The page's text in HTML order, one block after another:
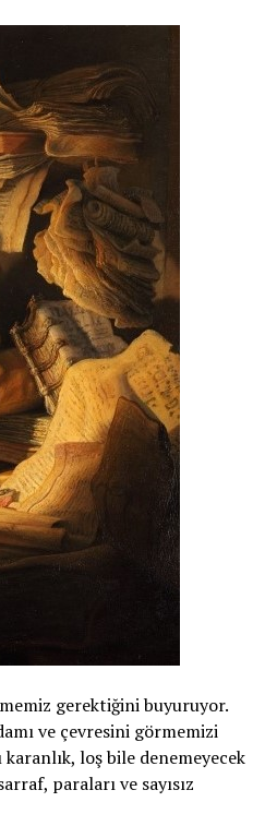
gerektiğini buyuruyor.
ve çevresini görmemizi
karanlık, loş bile denemeyecek
paraları ve sayısız